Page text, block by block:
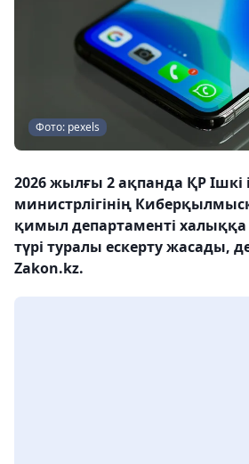
Фото: pexels
2026 жылғы 2 ақпанда ҚР Ішкі
министрлігінің
қимыл департаменті
түрі туралы ескерту жасады,
Zakon.kz.